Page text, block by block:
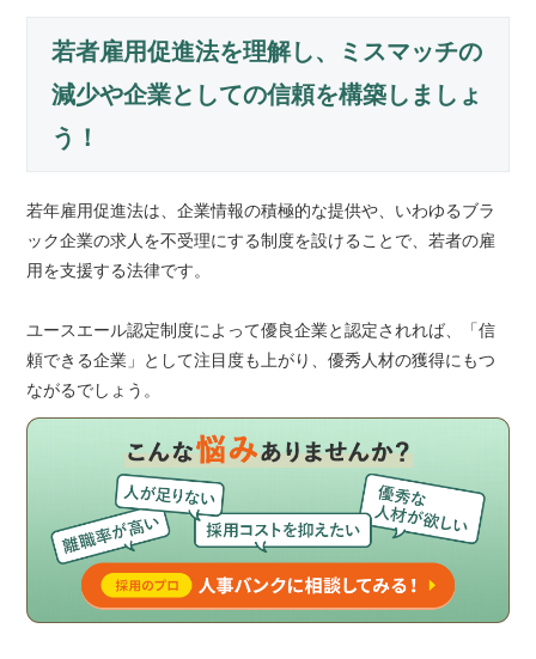
若者雇用促進法を理解し、ミスマッチの
減少や企業としての信頼を構築しましょ
う！
若年雇用促進法は、企業情報の積極的な提供や、いわゆるブラ
ック企業の求人を不受理にする制度を設けることで、若者の雇
用を支援する法律です。
ユースエール認定制度によって優良企業と認定されれば、「信
頼できる企業」として注目度も上がり、優秀人材の獲得にもつ
ながるでしょう。